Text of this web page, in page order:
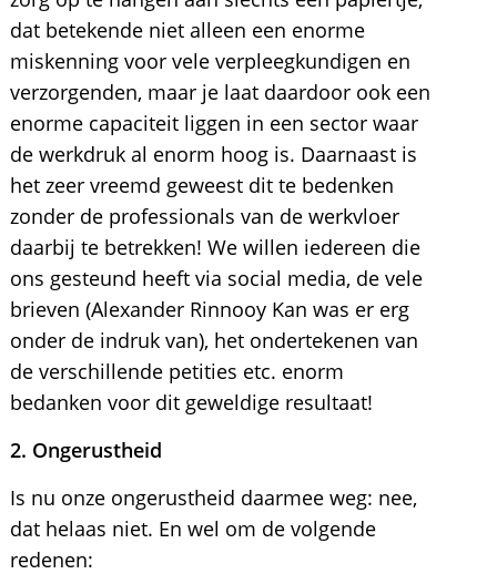
dat betekende niet alleen een enorme
miskenning voor vele verpleegkundigen en
verzorgenden, maar je laat daardoor ook een
enorme capaciteit liggen in een sector waar
de werkdruk al enorm hoog is. Daarnaast is
het zeer vreemd geweest dit te bedenken
zonder de professionals van de werkvloer
daarbij te betrekken! We willen iedereen die
ons gesteund heeft via social media, de vele
brieven (Alexander Rinnooy Kan was er erg
onder de indruk van), het ondertekenen van
de verschillende petities etc. enorm
bedanken voor dit geweldige resultaat!
2. Ongerustheid
Is nu onze ongerustheid daarmee weg: nee,
dat helaas niet. En wel om de volgende
redenen: